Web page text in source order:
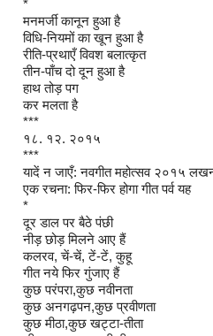
*
मनमर्जी कानून हुआ है
विधि-नियमों का खून हुआ है
रीति-प्रथाएँ विवश बलात्कृत
तीन-पाँच दो दून हुआ है
हाथ तोड़ पग
कर मलता है
***
१८. १२. २०१५
***
यादें न जाएँ: नवगीत महोत्सव २०१५
एक रचना: फिर-फिर होगा गीत पर्व यह
*
दूर डाल पर बैठे पंछी
नीड़ छोड़ मिलने आए हैं
कलरव, चें-चें, टें-टें, कुहू
गीत नये फिर गुंजाए हैं
कुछ परंपरा,कुछ नवीनता
कुछ अनगढ़पन,कुछ प्रवीणता
कुछ मीठा,कुछ खट्टा-तीता